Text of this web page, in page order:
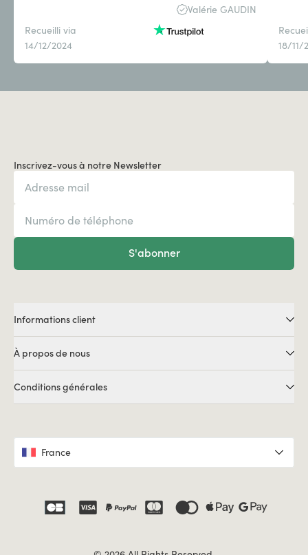
Valérie GAUDIN
Recueilli via
14/12/2024
18/11/
Inscrivez-vous à notre Newsletter
S'abonner
Informations client
À propos de nous
Conditions générales
France